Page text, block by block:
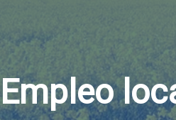
Empleo